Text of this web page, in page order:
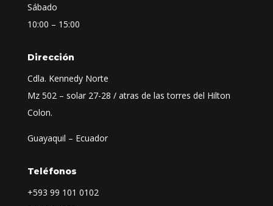
Sábado
10:00 – 15:00
Dirección
Cdla. Kennedy Norte
Mz 502 – solar 27-28 / atras de las torres del Hilton
Colon.
Guayaquil – Ecuador
Teléfonos
+593 99 101 0102